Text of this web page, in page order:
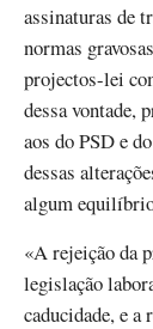
assinaturas de
normas
projectos-lei
dessa vontade,
aos do PSD e
dessas
algum
«A rejeição da
legislação
caducidade, e a